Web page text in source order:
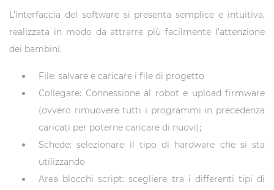
L’interfaccia del software si presenta semplice e intuitiva,
realizzata in modo da attrarre più facilmente l’attenzione
dei bambini.
File: salvare e caricare i file di progetto
Collegare: Connessione al robot e upload firmware
(ovvero rimuovere tutti i programmi in precedenza
caricati per poterne caricare di nuovi);
Schede: selezionare il tipo di hardware che si sta
utilizzando
Area blocchi script: scegliere tra i differenti tipi di